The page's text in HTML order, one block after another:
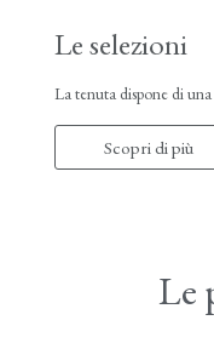
Le selezioni
La tenuta dispone di
Scopri di più
Le